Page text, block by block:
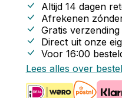
Altijd 14 dagen
Afrekenen
Gratis
Direct uit onze
Voor 16:00
Lees alles over